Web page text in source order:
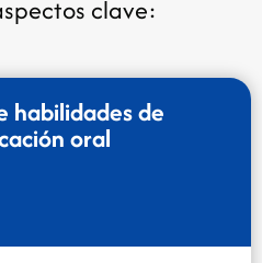
clave:
habilidades de
oral